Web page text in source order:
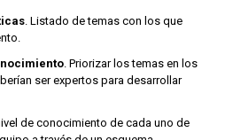
. Listado de temas con los que
. Priorizar los temas en los
ser expertos para desarrollar
de conocimiento de cada uno de